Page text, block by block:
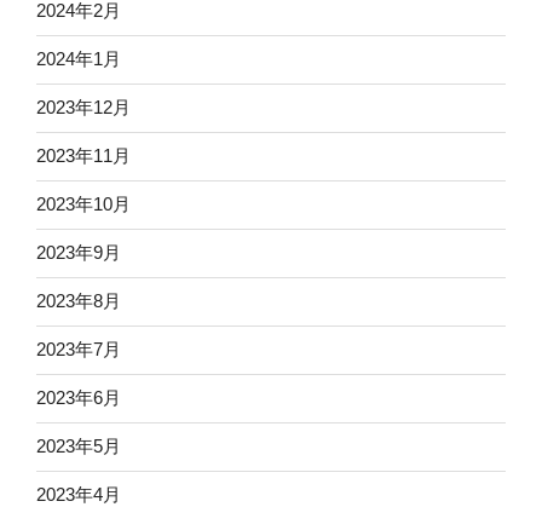
2024年2月
2024年1月
2023年12月
2023年11月
2023年10月
2023年9月
2023年8月
2023年7月
2023年6月
2023年5月
2023年4月